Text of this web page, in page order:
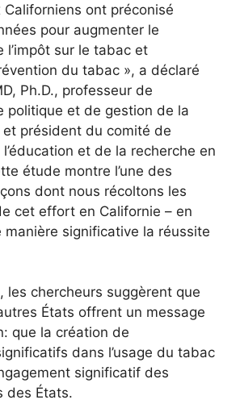
Californiens ont préconisé
pour augmenter le
l’impôt sur le tabac et
du tabac », a déclaré
Ph.D., professeur de
politique et de gestion de la
et président du comité de
et de la recherche en
étude montre l’une des
dont nous récoltons les
cet effort en Californie – en
manière significative la réussite
les chercheurs suggèrent que
États offrent un message
que la création de
dans l’usage du tabac
significatif des
des États.